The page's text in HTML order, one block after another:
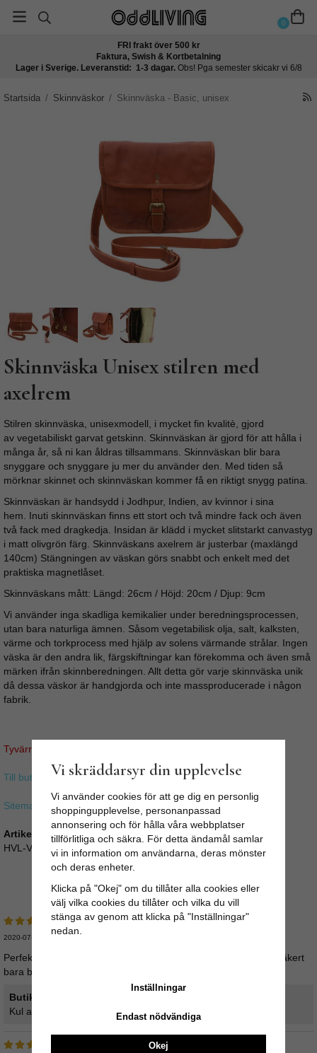
0
FRI frakt över 500 kr
Faktura, Swish & Kortbetalning
Lager i Sverige. Leveranstid: 1-3 dagar. Obs! Pga semester skicakr vi 6/8
Startsida / Skinnväskor / Skinnväska - Basic, unisex
Skinnväska Unisex stilren med
axelrem
Stilren skinnväska, unisexmodell, i mycket fin kvalitè, gjord
av vegetabiliskt garvat getskinn. Skinnväskan är gjord för att hålla i
många år, så ni kan åldras tillsammans. Skinnväskan blir bara
snyggare och snyggare ju mer du använder den. Med tiden så
mörknar skinnet och skinnväskan kommer få en riktigt snygg patina.
Skinnväskan är handsydd i Jodhpur, Indien, av kvinnor i sina
hem. Inuti skinnväskan finns ett stort och två mindre fack och även
två fack med dragkedja. Insidan är klädd i mycket slitstarkt canvastyg
i matt olivgrön färg. Skinnväskans axelrem är justerbar (maxlängd
140cm) Stängningen av väskan görs snabbt och enkelt med det
praktiska magnetlåset.
Skinnväskans mått: Längd: 26cm / Höjd: 20cm / Djup: 9cm
Vi använder inga skadliga kemikalier under beredningsprocessen,
utan bara naturliga ämnen. Såsom vegetabilisk olja, salt, kalksten,
värme och torkprocess med hjälp av solens värmande strålar. Ingen
väska är den andra lik, färgskiftningar kan förekomma och även små
märken ifrån skinnberedningen. Allt detta gör varje skinnväska unik
då dessa väskor är handgjorda och inte massproducerade i någon
fabrik.
Tyvärr ingår inte denna produkt i vårt sortiment för tillfället.
Till butikens startsida »
Sitemap »
Artikelnummer:
HVL-V2-26-AB
Medelbetyg5/5 baserat på3st röster.
2020-07-31
Perfekta vardagsväskan! Bra storlek och superfint läder som säkert
bara blir finare med tiden. Så nöjd!
Butikens svar:
Kul att höra! Jo väskorna blir bara snyggare och snyggare :)
Vi skräddarsyr din upplevelse
Vi använder cookies för att ge dig en personlig
shoppingupplevelse, personanpassad
annonsering och för hålla våra webbplatser
tillförlitliga och säkra. För detta ändamål samlar
vi in information om användarna, deras mönster
och deras enheter.
Klicka på "Okej" om du tillåter alla cookies eller
välj vilka cookies du tillåter och vilka du vill
stänga av genom att klicka på "Inställningar"
nedan.
Inställningar
Endast nödvändiga
Okej